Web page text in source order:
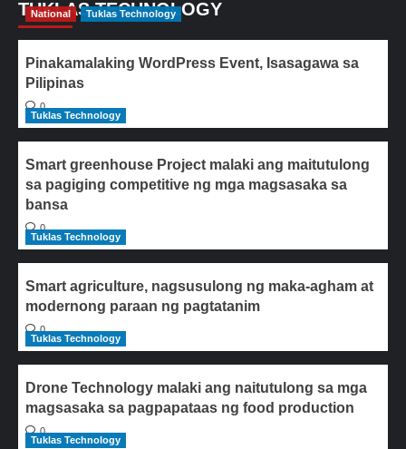
TUKLAS TECHNOLOGY
National Tuklas Technology
Pinakamalaking WordPress Event, Isasagawa sa
Pilipinas
0
Tuklas Technology
Smart greenhouse Project malaki ang maitutulong
sa pagiging competitive ng mga magsasaka sa
bansa
0
Tuklas Technology
Smart agriculture, nagsusulong ng maka-agham at
modernong paraan ng pagtatanim
0
Tuklas Technology
Drone Technology malaki ang naitutulong sa mga
magsasaka sa pagpapataas ng food production
0
Tuklas Technology